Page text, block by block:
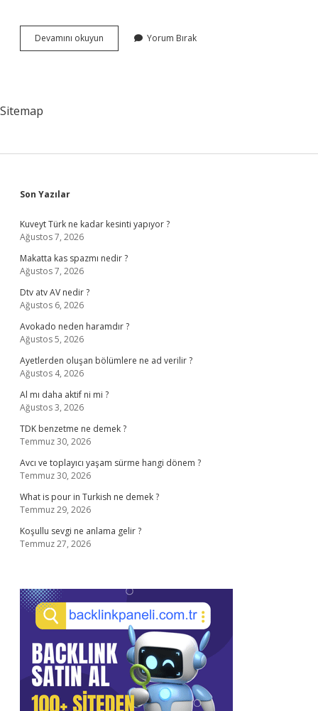
Devamını okuyun
Kim
Yorum Bırak
Sitemap
Sidebar
Son Yazılar
Kuveyt Türk ne kadar kesinti yapıyor ?
Ağustos 7, 2026
Makatta kas spazmı nedir ?
Ağustos 7, 2026
Dtv atv AV nedir ?
Ağustos 6, 2026
Avokado neden haramdır ?
Ağustos 5, 2026
Ayetlerden oluşan bölümlere ne ad verilir ?
Ağustos 4, 2026
Al mı daha aktif ni mi ?
Ağustos 3, 2026
TDK benzetme ne demek ?
Temmuz 30, 2026
Avcı ve toplayıcı yaşam sürme hangi dönem ?
Temmuz 30, 2026
What is pour in Turkish ne demek ?
Temmuz 29, 2026
Koşullu sevgi ne anlama gelir ?
Temmuz 27, 2026